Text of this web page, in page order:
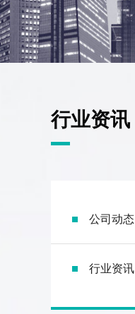
行业资讯
公司动态
行业资讯